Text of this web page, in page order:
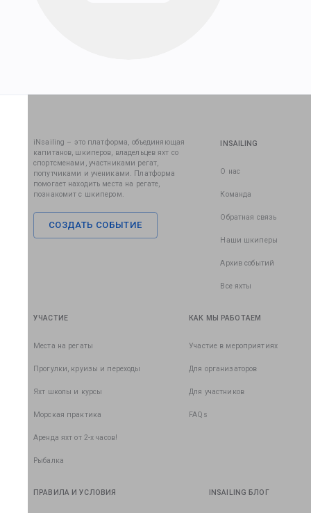
iNsailing – это платформа, объединяющая
капитанов, шкиперов, владельцев яхт со
спортсменами, участниками регат,
попутчиками и учениками. Платформа
помогает находить места на регате,
познакомит с шкипером.
СОЗДАТЬ СОБЫТИЕ
INSAILING
О нас
Команда
Обратная связь
Наши шкиперы
Архив событий
Все яхты
УЧАСТИЕ
Места на регаты
Прогулки, круизы и переходы
Яхт школы и курсы
Морская практика
Аренда яхт от 2-х часов!
Рыбалка
КАК МЫ РАБОТАЕМ
Участие в мероприятиях
Для организаторов
Для участников
FAQs
ПРАВИЛА И УСЛОВИЯ INSAILING БЛОГ